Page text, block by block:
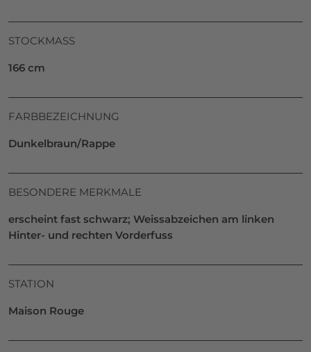
STOCKMASS
166 cm
FARBBEZEICHNUNG
Dunkelbraun/Rappe
BESONDERE MERKMALE
erscheint fast schwarz; Weissabzeichen am linken
Hinter- und rechten Vorderfuss
STATION
Maison Rouge